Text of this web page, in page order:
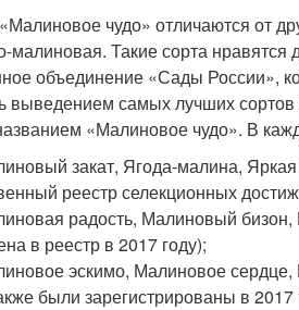
чудо» отличаются от
малиновая. Такие сорта
объединение «Сады России»,
выведением самых лучших
«Малиновое чудо». В
закат, Ягода-малина,
реестр селекционных
радость, Малиновый
в реестр в 2017 году);
эскимо, Малиновое
были зарегистрированы в 2017